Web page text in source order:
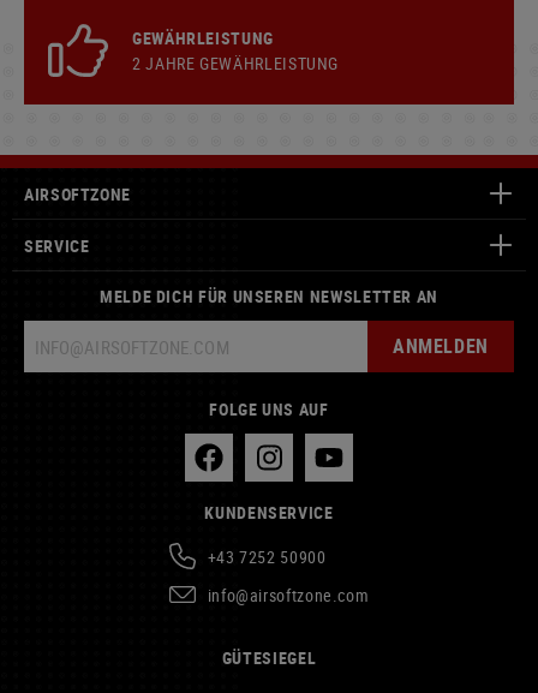
GEWÄHRLEISTUNG
2 JAHRE GEWÄHRLEISTUNG
AIRSOFTZONE
SERVICE
MELDE DICH FÜR UNSEREN NEWSLETTER AN
ANMELDEN
FOLGE UNS AUF
KUNDENSERVICE
+43 7252 50900
info@airsoftzone.com
GÜTESIEGEL